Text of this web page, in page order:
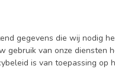
gegevens die wij nodig
van onze diensten
is van toepassing op